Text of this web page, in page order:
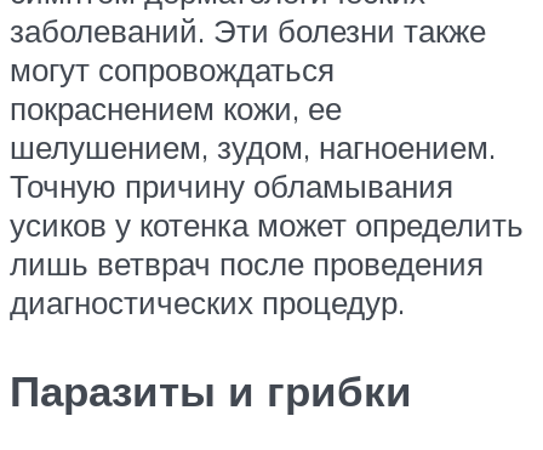
заболеваний. Эти болезни также
могут сопровождаться
покраснением кожи, ее
шелушением, зудом, нагноением.
Точную причину обламывания
усиков у котенка может определить
лишь ветврач после проведения
диагностических процедур.
Паразиты и грибки